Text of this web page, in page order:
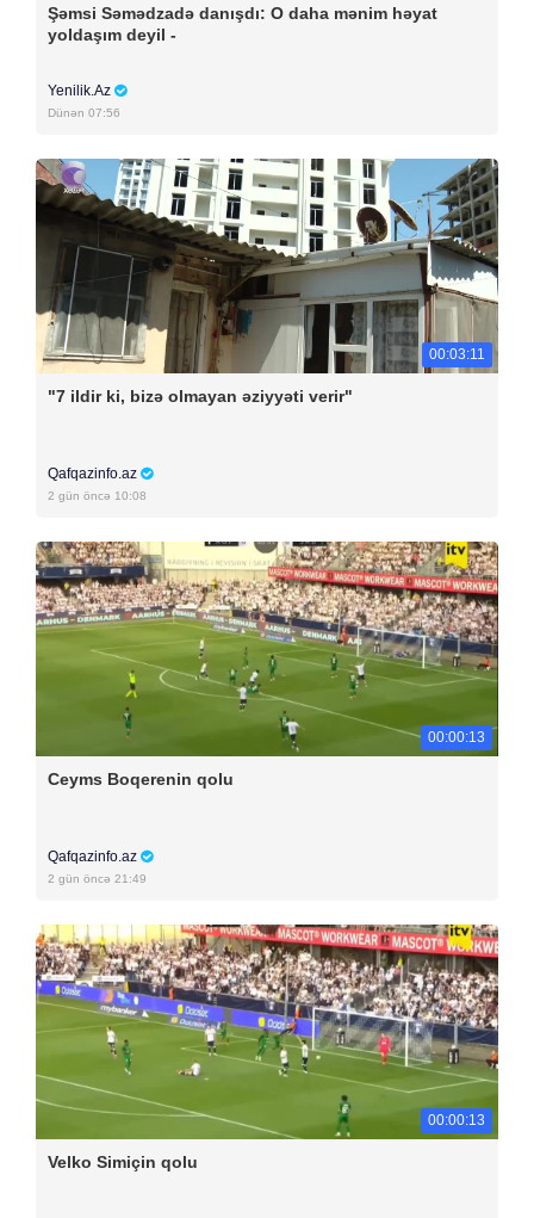
Şəmsi Səmədzadə danışdı: O daha mənim həyat
yoldaşım deyil -
Yenilik.Az
Dünən 07:56
00:03:11
"7 ildir ki, bizə olmayan əziyyəti verir"
Qafqazinfo.az
2 gün öncə 10:08
00:00:13
Ceyms Boqerenin qolu
Qafqazinfo.az
2 gün öncə 21:49
00:00:13
Velko Simiçin qolu